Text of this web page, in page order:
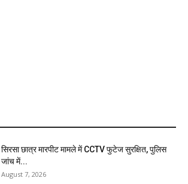
सिरसा छात्र मारपीट मामले में CCTV फुटेज सुरक्षित, पुलिस
जांच में...
August 7, 2026